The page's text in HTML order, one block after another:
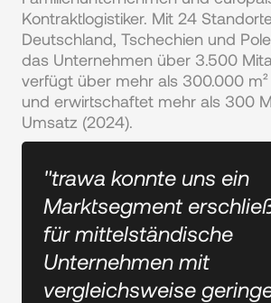
Kontraktlogistiker. Mit 24
Deutschland, Tschechien und
das Unternehmen über 3.500
verfügt über mehr als 300.000
und erwirtschaftet mehr als 300
Umsatz (2024).
"trawa konnte uns ein
Marktsegment
für mittelständische
Unternehmen mit
vergleichsweise